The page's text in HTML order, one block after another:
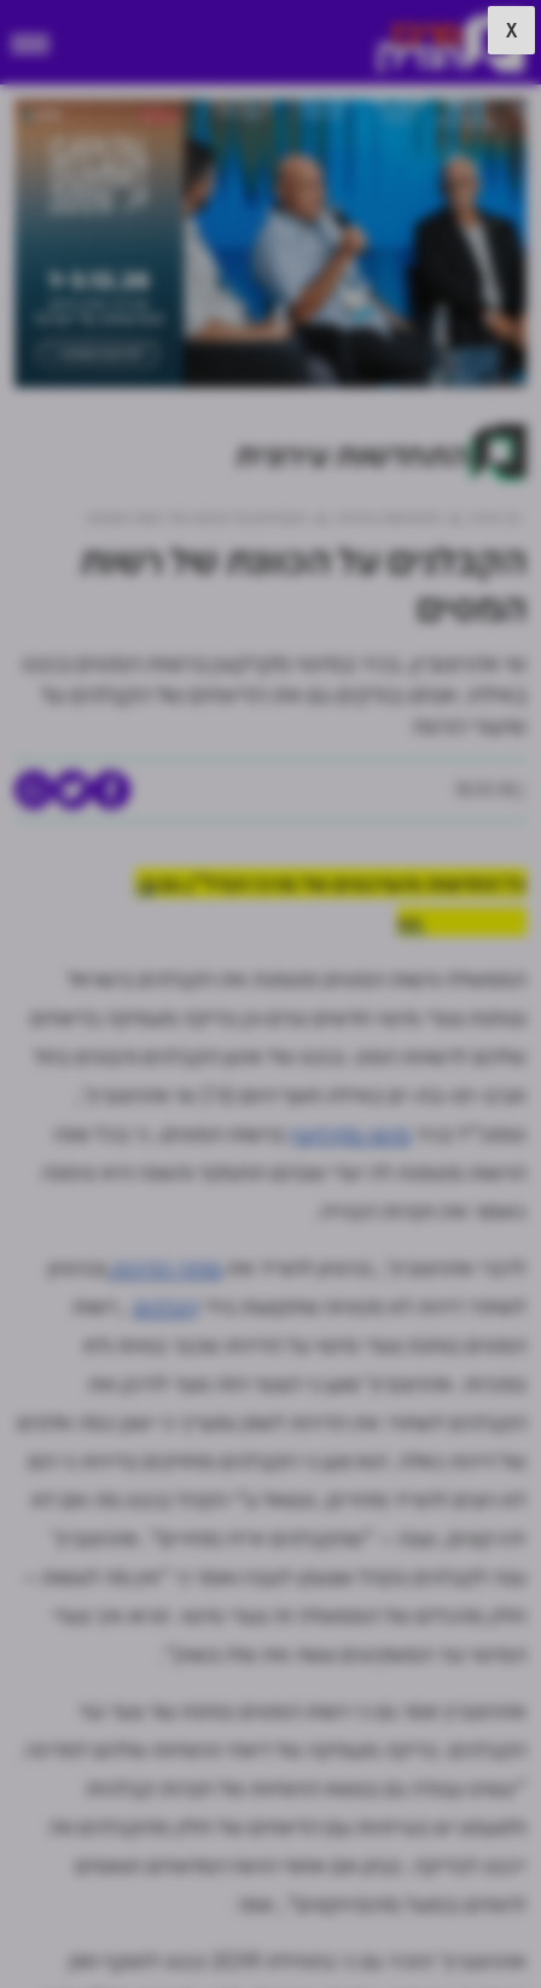
התחדשות עירונית
הקבלנים על הכוונת של רשות
המסים
שי אהרונוביץ, בכיר במיסוי מקרקעין ברשות המסים בכנס
באילת: אנחנו בודקים גם את הדיווחים של הקבלנים על
שיעורי הרווח
כל החדשות והעדכונים של מרכז הנדל"ן גםב-
WhatsApp >>
הממשלה ורשות המסים מסמנת את הקבלנים בישראל
ובוחנת צעדי מיסוי חדשים נגדם וכן בדיקה מעמיקה בדיווחים
שלהם לרשויות המס. בכנס של ארגון הקבלנים והבונים בתל
אביב-יפו-בת-ים באילת חשף היום (ה') שי אהרונוביץ',
סמנכ"ל בכיר מיסוי מקרקעין ברשות המסים, כי בכל שנה
הרשות מסמנת לה יעדי שבהם תתמקד והשנה היא סימנה
כאמור את חברות הבנייה.
לדברי אהרונוביץ', בניסיון להוריד אתמחירי הדירותובניסיון
לשחרר דירות לא מכורות שתקועות בידי קבלנים, רשות
המסים בוחנת צעדי מיסוי על הדירות שכבר בנויות ולא
נמכרות. אהרונוביץ' טוען כי הצעד הזה נועד לדרבן את
הקבלנים לשחרר את הדירות לשוק ומעריך כי ישנן כמה אלפים
של דירות כאלה. הוא טען כי הקבלנים מחזיקים בדירות כי הם
לא רוצים להוריד מחירים, ונשאל ע"י הקהל בכנס מה אם לא
יהיו קונים, וענה – "שהקבלנים יורידו מחירים". אהרונוביץ'
ענה לקבלנים בקהל שצעקו לעברו ואמר כי "אין מה לעשות –
חלק מהכלים של הממשלה זה צעדי מיסוי. תראו איך צעדי
המיסוי נגד המשקיעים עשה את שלו בשוק".
אהרונוביץ אמר גם כי רשות המסים בוחנת עוד צעד נגד
הקבלנים: בדיקה מעמיקה של דיווחי הרווחיות שלהם למדינה.
"עשינו עבודה גם בנושא הרווחיות של חברות קבלניות
ולטעמנו יש בעייתיות עם הדיווחים של חלק מהקבלנים וזה
ייכנס לבדיקה. נבחן אם אחוזי הרווח המדווחים תואמים
לרווחים בפועל מהפרויקטים", אמר.
אהרונוביץ' הזכיר גם כי בתחילת 2019 נכנס לתוקף חוק
X